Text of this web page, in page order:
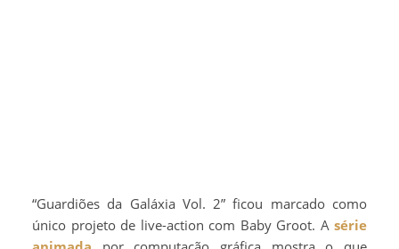
“Guardiões da Galáxia Vol. 2” ficou marcado como
único projeto de live-action com Baby Groot. A série